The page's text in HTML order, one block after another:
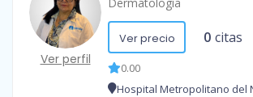
Ver perfil
Ver precio 0 citas
0.00
Hospital Metropolitano del